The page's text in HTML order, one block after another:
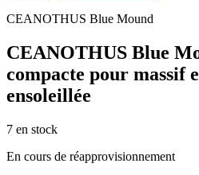
CEANOTHUS Blue Mound
CEANOTHUS Blue
compacte pour massif
ensoleillée
7 en stock
En cours de réapprovisionnement